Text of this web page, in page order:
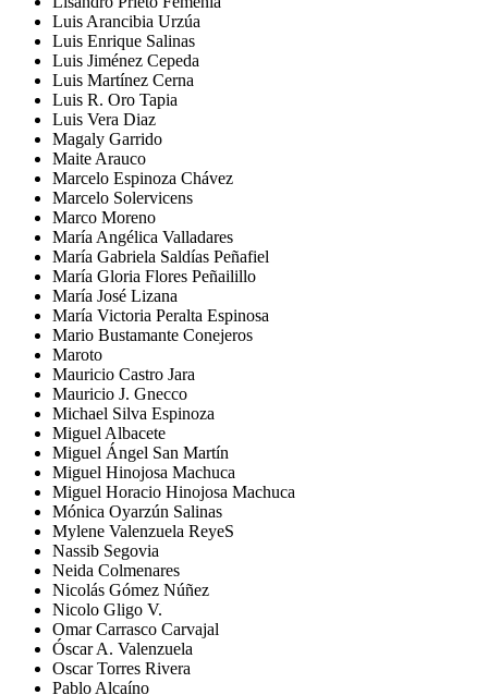
Luis Arancibia Urzúa
Luis Enrique Salinas
Luis Jiménez Cepeda
Luis Martínez Cerna
Luis R. Oro Tapia
Luis Vera Diaz
Magaly Garrido
Maite Arauco
Marcelo Espinoza Chávez
Marcelo Solervicens
Marco Moreno
María Angélica Valladares
María Gabriela Saldías Peñafiel
María Gloria Flores Peñailillo
María José Lizana
María Victoria Peralta Espinosa
Mario Bustamante Conejeros
Maroto
Mauricio Castro Jara
Mauricio J. Gnecco
Michael Silva Espinoza
Miguel Albacete
Miguel Ángel San Martín
Miguel Hinojosa Machuca
Miguel Horacio Hinojosa Machuca
Mónica Oyarzún Salinas
Mylene Valenzuela ReyeS
Nassib Segovia
Neida Colmenares
Nicolás Gómez Núñez
Nicolo Gligo V.
Omar Carrasco Carvajal
Óscar A. Valenzuela
Oscar Torres Rivera
Pablo Alcaíno